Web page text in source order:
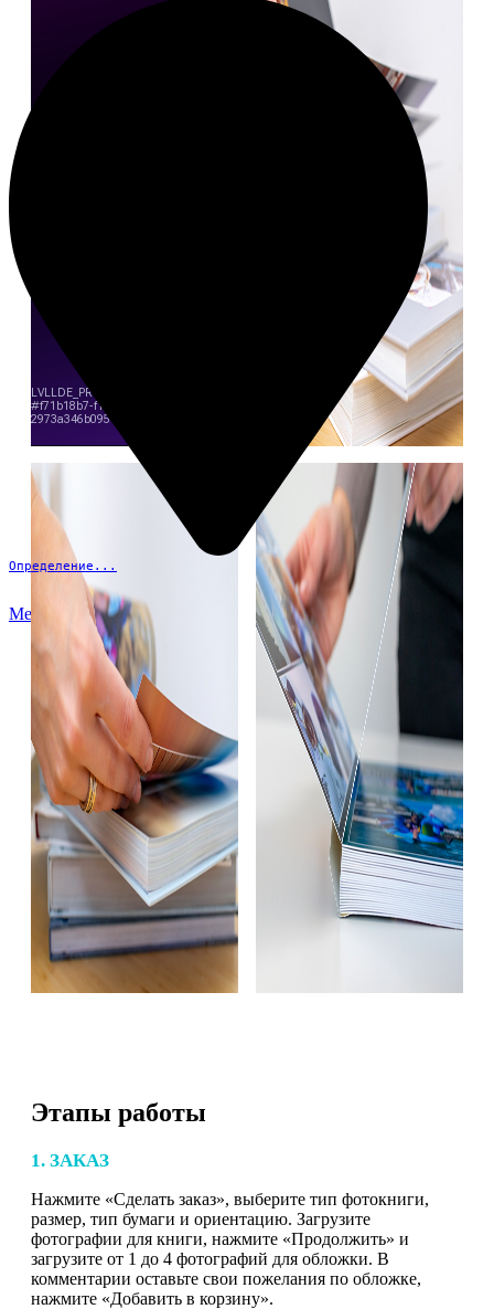
Определение...
Меню
Этапы работы
1. ЗАКАЗ
Нажмите «Сделать заказ», выберите тип фотокниги,
размер, тип бумаги и ориентацию. Загрузите
фотографии для книги, нажмите «Продолжить» и
загрузите от 1 до 4 фотографий для обложки. В
комментарии оставьте свои пожелания по обложке,
нажмите «Добавить в корзину».